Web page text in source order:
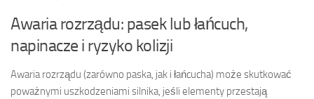
Awaria rozrządu: pasek lub łańcuch,
napinacze i ryzyko kolizji
Awaria rozrządu (zarówno paska, jak i łańcucha) może skutkować
poważnymi uszkodzeniami silnika, jeśli elementy przestają